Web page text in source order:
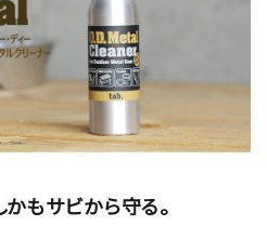
かもサビから守る。